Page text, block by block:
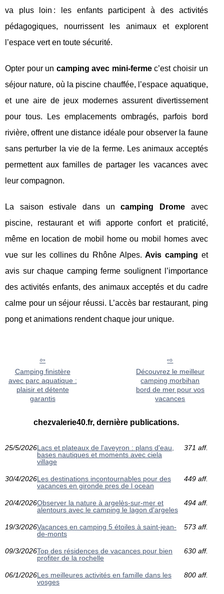
va plus loin : les enfants participent à des activités
pédagogiques, nourrissent les animaux et explorent
l’espace vert en toute sécurité.
Opter pour un camping avec mini-fermec’est choisir un
séjour nature, où la piscine chauffée, l’espace aquatique,
et une aire de jeux modernes assurent divertissement
pour tous. Les emplacements ombragés, parfois bord
rivière, offrent une distance idéale pour observer la faune
sans perturber la vie de la ferme. Les animaux acceptés
permettent aux familles de partager les vacances avec
leur compagnon.
La saison estivale dans uncamping Dromeavec
piscine, restaurant et wifi apporte confort et praticité,
même en location de mobil home ou mobil homes avec
vue sur les collines du Rhône Alpes.Avis camping et
avis sur chaque camping ferme soulignent l’importance
des activités enfants, des animaux acceptés et du cadre
calme pour un séjour réussi. L’accès bar restaurant, ping
pong et animations rendent chaque jour unique.
Camping finistère
avec parc aquatique :
plaisir et détente
garantis
Découvrez le meilleur
camping morbihan
bord de mer pour vos
vacances
chezvalerie40.fr, dernière publications.
25/5/2026Lacs et plateaux de l'aveyron : plans d'eau,
bases nautiques et moments avec ciela
village
371 aff.
30/4/2026Les destinations incontournables pour des
vacances en gironde pres de l ocean
449 aff.
20/4/2026Observer la nature à argelès-sur-mer et
alentours avec le camping le lagon d'argeles
494 aff.
19/3/2026Vacances en camping 5 étoiles à saint-jean-
de-monts
573 aff.
09/3/2026Top des résidences de vacances pour bien
profiter de la rochelle
630 aff.
06/1/2026Les meilleures activités en famille dans les
vosges
800 aff.